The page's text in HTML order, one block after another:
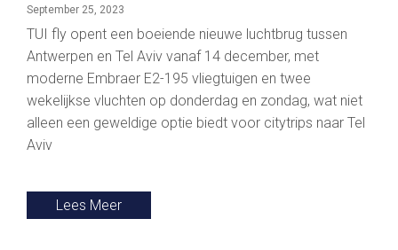
September 25, 2023
TUI fly opent een boeiende nieuwe luchtbrug tussen
Antwerpen en Tel Aviv vanaf 14 december, met
moderne Embraer E2-195 vliegtuigen en twee
wekelijkse vluchten op donderdag en zondag, wat niet
alleen een geweldige optie biedt voor citytrips naar Tel
Aviv
Lees Meer